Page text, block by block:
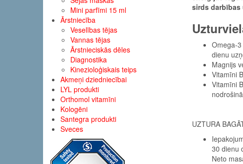
Mini parfīmi 15 ml
Ārstniecība
Veselības tējas
Vannas tējas
Ārstnieciskās dēles
Diagnostika
Kinezioloģiskais teips
Akmeņi dziedniecībai
LYL produkti
Orthomol vitamīni
Kologēni
Santegra produkti
Sveces
sirds darbības
Omega-
dienu
Magnijs
Vitamīni
Vitamīni
UZTURA
30 dienu
Neto